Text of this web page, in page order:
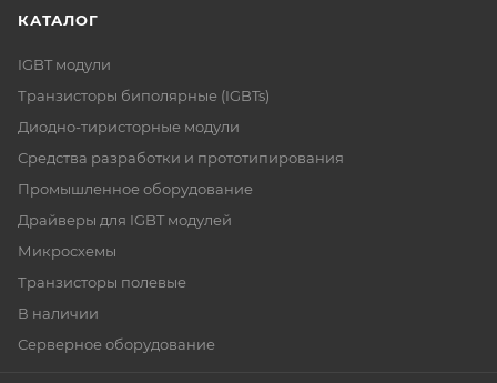
КАТАЛОГ
IGBT модули
Транзисторы биполярные (IGBTs)
Диодно-тиристорные модули
Средства разработки и прототипирования
Промышленное оборудование
Драйверы для IGBT модулей
Микросхемы
Транзисторы полевые
В наличии
Серверное оборудование